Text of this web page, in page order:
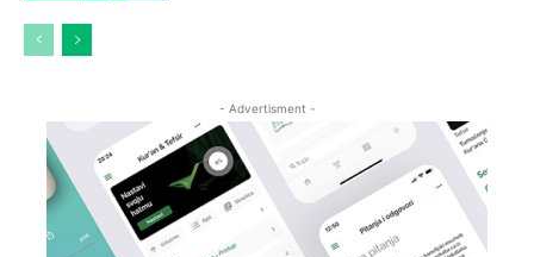
- Advertisment -